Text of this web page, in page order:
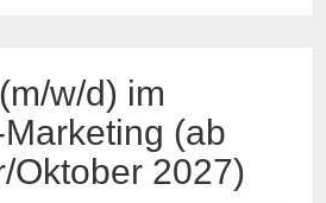
w/d) im
(ab
Oktober 2027)